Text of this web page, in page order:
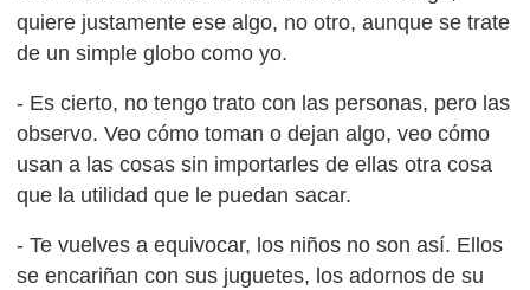
quiere justamente ese algo, no otro, aunque se trate
de un simple globo como yo.
- Es cierto, no tengo trato con las personas, pero las
observo. Veo cómo toman o dejan algo, veo cómo
usan a las cosas sin importarles de ellas otra cosa
que la utilidad que le puedan sacar.
- Te vuelves a equivocar, los niños no son así. Ellos
se encariñan con sus juguetes, los adornos de su